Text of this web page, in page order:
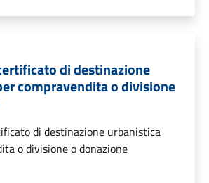
di destinazione
compravendita o divisione
di destinazione urbanistica
o divisione o donazione